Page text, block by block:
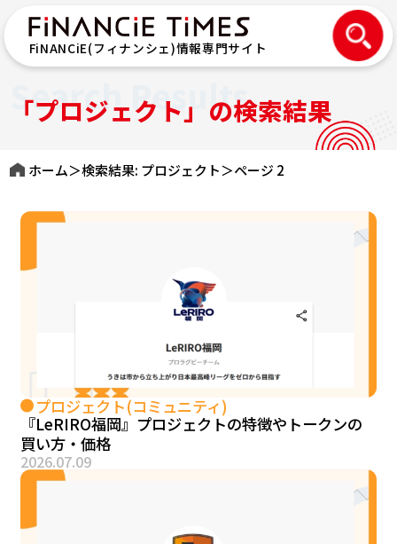
FiNANCiE(フィナンシェ)情報専門サイト
「プロジェクト」の検索結果
Search Results
ホーム＞検索結果: プロジェクト＞ページ 2
プロジェクト(コミュニティ)
『LeRIRO福岡』プロジェクトの特徴やトークンの
買い方・価格
2026.07.09